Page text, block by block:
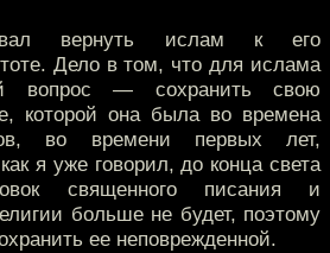
вернуть ислам к его
Дело в том, что для ислама
вопрос — сохранить свою
которой она была во времена
во времени первых лет,
я уже говорил, до конца света
священного писания и
больше не будет, поэтому
ее неповрежденной.